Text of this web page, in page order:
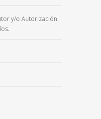
y/o Autorización